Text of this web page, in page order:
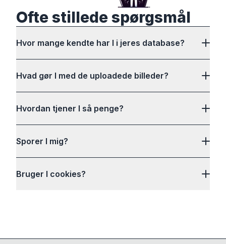
Ofte stillede spørgsmål
Hvor mange kendte har I i jeres database?
Hvad gør I med de uploadede billeder?
Hvordan tjener I så penge?
Sporer I mig?
Bruger I cookies?